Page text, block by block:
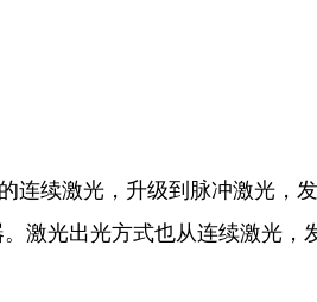
连续激光，升级到脉冲激光，
激光出光方式也从连续激光，